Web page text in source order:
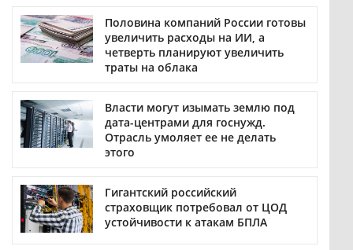
Половина компаний России готовы
увеличить расходы на ИИ, а
четверть планируют увеличить
траты на облака
Власти могут изымать землю под
дата-центрами для госнужд.
Отрасль умоляет ее не делать
этого
Гигантский российский
страховщик потребовал от ЦОД
устойчивости к атакам БПЛА